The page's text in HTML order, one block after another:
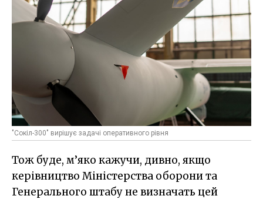
"Сокіл-300" вирішує задачі оперативного рівня
Тож буде, м’яко кажучи, дивно, якщо
керівництво Міністерства оборони та
Генерального штабу не визначать цей